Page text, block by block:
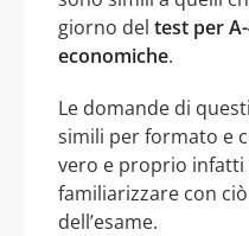
giorno del test per
economiche.
Le domande di
simili per formato e
vero e proprio
familiarizzare con
dell’esame.